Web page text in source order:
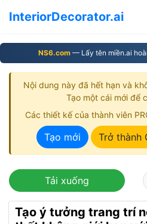
InteriorDecorator.ai
NS6.com— Lấy tên miền.ai
Nội dung này đã hết hạn và
Tạo một cái mới để
Các thiết kế của thành viên
Tạo mới Trở thành
Tải xuống
Tạo ý tưởng trang trí